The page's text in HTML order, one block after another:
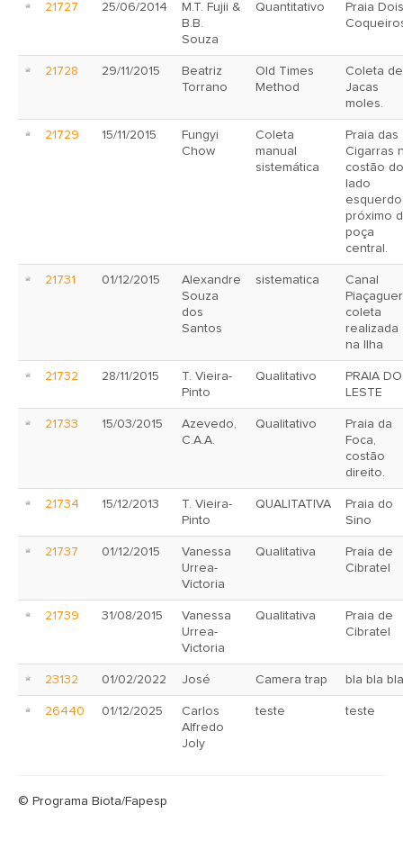
21727 25/06/2014
M.T. Fujii &
B.B.
Souza
Quantitativo
Praia Dois
21728 29/11/2015
Beatriz
Torrano
Old Times
Method
Coleta de
Jacas
moles.
21729 15/11/2015
Fungyi
Chow
Coleta
manual
sistemática
Praia das
Cigarras
costão do
lado
próximo
poça
central.
21731 01/12/2015
Alexandre
Souza
dos
Santos
sistematica
Canal
coleta
realizada
na Ilha
21732 28/11/2015
T. Vieira-
Pinto
Qualitativo
PRAIA DO
LESTE
21733 15/03/2015
Azevedo,
C.A.A.
Qualitativo
Praia da
Foca,
costão
direito.
21734 15/12/2013
T. Vieira-
Pinto
QUALITATIVA
Praia do
Sino
21737 01/12/2015
Vanessa
Urrea-
Victoria
Qualitativa
Praia de
Cibratel
21739 31/08/2015
Vanessa
Urrea-
Victoria
Qualitativa
Praia de
Cibratel
23132 01/02/2022 José Camera trap bla bla bla
26440 01/12/2025
Carlos
Alfredo
Joly
teste teste
© Programa Biota/Fapesp